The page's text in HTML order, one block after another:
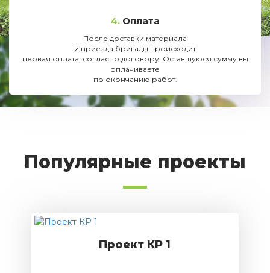
4. Оплата
После доставки материала
и приезда бригады происходит
первая оплата, согласно договору. Оставшуюся сумму вы
оплачиваете
по окончанию работ.
Популярные проекты
Проект КР 1